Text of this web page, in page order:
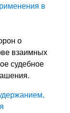
в
о
взаимных
судебное